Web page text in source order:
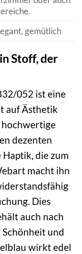
gemütlich
Stoff, der
052 ist eine
auf Ästhetik
dezenten
die zum
macht ihn
Dies
auch nach
und
wirkt edel